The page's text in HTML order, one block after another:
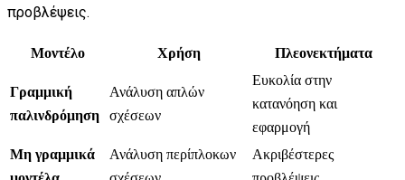
προβλέψεις.
Μοντέλο Χρήση Πλεονεκτήματα
Γραμμική
παλινδρόμηση
Ανάλυση απλών
σχέσεων
Ευκολία στην
κατανόηση και
εφαρμογή
Μη γραμμικά
Ανάλυση περίπλοκων
Ακριβέστερες